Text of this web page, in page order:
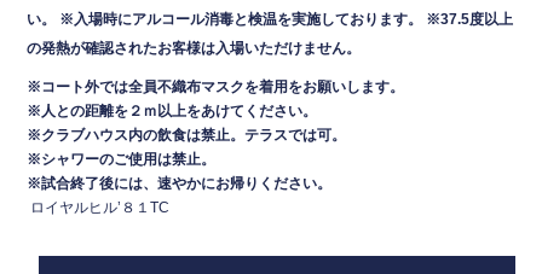
い。
※入場時にアルコール消毒と検温を実施しております。
※37.5度以上
の発熱が確認されたお客様は入場いただけません。
※コート外では全員不織布マスクを着用をお願いします。
※人との距離を２ｍ以上をあけてください。
※クラブハウス内の飲食は禁止。テラスでは可。
※シャワーのご使用は禁止。
※試合終了後には、速やかにお帰りください。
ロイヤルヒル’８１TC